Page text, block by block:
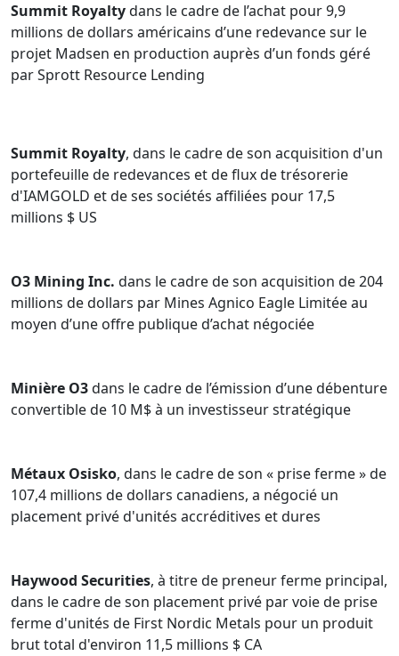
Summit Royaltydans le cadre de l’achat pour 9,9
millions de dollars américains d’une redevance sur le
projet Madsen en production auprès d’un fonds géré
par Sprott Resource Lending
Summit Royalty, dans le cadre de son acquisition d'un
portefeuille de redevances et de flux de trésorerie
d'IAMGOLD et de ses sociétés affiliées pour 17,5
millions $ US
O3 Mining Inc. dans le cadre de son acquisition de 204
millions de dollars par Mines Agnico Eagle Limitée au
moyen d’une offre publique d’achat négociée
Minière O3dans le cadre de l’émission d’une débenture
convertible de 10 M$ à un investisseur stratégique
Métaux Osisko, dans le cadre de son « prise ferme » de
107,4 millions de dollars canadiens, a négocié un
placement privé d'unités accréditives et dures
Haywood Securities, à titre de preneur ferme principal,
dans le cadre de son placement privé par voie de prise
ferme d'unités de First Nordic Metals pour un produit
brut total d'environ 11,5 millions $ CA